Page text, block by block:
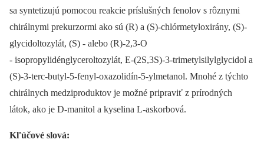
sa syntetizujú pomocou reakcie príslušných fenolov s rôznymi
chirálnymi prekurzormi ako sú (R) a (S)-chlórmetyloxirány, (S)-
glycidoltozylát, (S) -⁠ alebo (R)-2,3-O
-⁠ isopropylidénglyceroltozylát, E-(2S,3S)-3-trimetylsilylglycidol a
(S)-3-terc-butyl-5-fenyl-oxazolidín-5-ylmetanol. Mnohé z týchto
chirálnych medziproduktov je možné pripraviť z prírodných
látok, ako je D-manitol a kyselina L-askorbová.
Kľúčové slová: